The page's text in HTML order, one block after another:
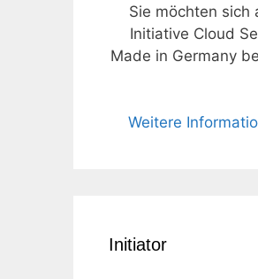
Sie möchten sich
Initiative Cloud
Made in Germany
Weitere
Initiator